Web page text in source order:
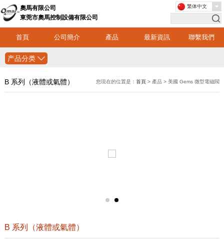
奧馬有限公司
東莞市奧馬控制設備有限公司
首頁 公司簡介 產品 最新資訊 聯繫我們
繁体中文
产品分类
B 系列（液體或氣體） 您現在的位置是：首頁 > 產品 > 美國 Gems 微型電磁閥
B 系列（液體或氣體）